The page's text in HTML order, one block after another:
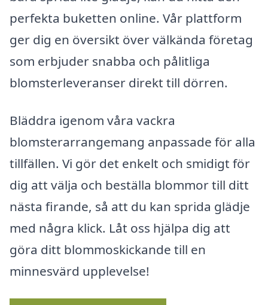
perfekta buketten online. Vår plattform
ger dig en översikt över välkända företag
som erbjuder snabba och pålitliga
blomsterleveranser direkt till dörren.
Bläddra igenom våra vackra
blomsterarrangemang anpassade för alla
tillfällen. Vi gör det enkelt och smidigt för
dig att välja och beställa blommor till ditt
nästa firande, så att du kan sprida glädje
med några klick. Låt oss hjälpa dig att
göra ditt blommoskickande till en
minnesvärd upplevelse!